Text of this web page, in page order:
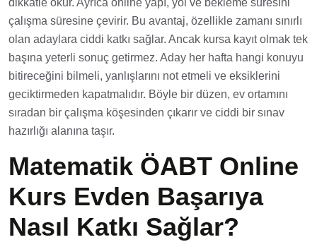
çalışma süresine çevirir. Bu avantaj, özellikle zamanı sınırlı
olan adaylara ciddi katkı sağlar. Ancak kursa kayıt olmak tek
başına yeterli sonuç getirmez. Aday her hafta hangi konuyu
bitireceğini bilmeli, yanlışlarını not etmeli ve eksiklerini
geciktirmeden kapatmalıdır. Böyle bir düzen, ev ortamını
sıradan bir çalışma köşesinden çıkarır ve ciddi bir sınav
hazırlığı alanına taşır.
Matematik ÖABT Online
Kurs Evden Başarıya
Nasıl Katkı Sağlar?